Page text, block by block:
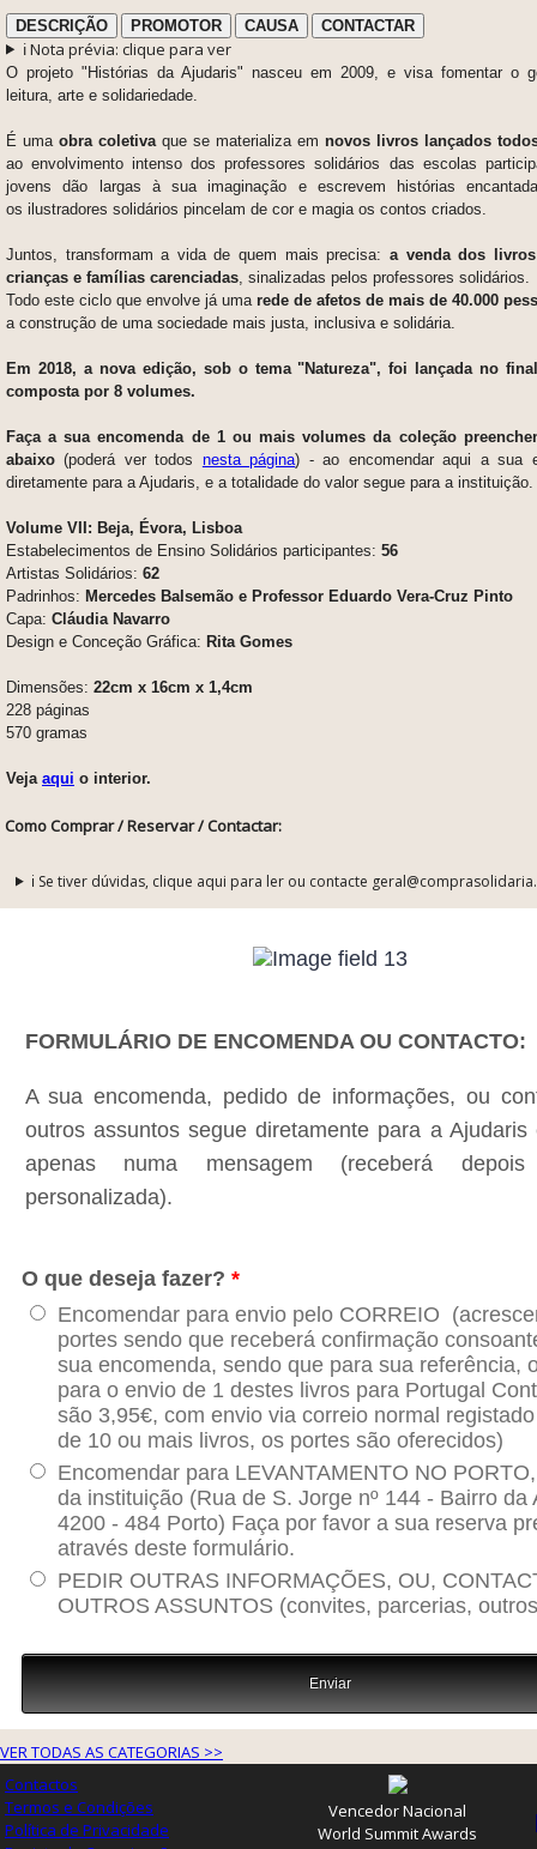
DESCRIÇÃO PROMOTOR CAUSA CONTACTAR
ℹ️ Nota prévia: clique para ver
O projeto "Histórias da Ajudaris" nasceu em 2009, e visa fomentar o
leitura, arte e solidariedade.
É uma obra coletiva que se materializa em novos livros lançados
ao envolvimento intenso dos professores solidários das escolas
jovens dão largas à sua imaginação e escrevem histórias
os ilustradores solidários pincelam de cor e magia os contos criados.
Juntos, transformam a vida de quem mais precisa: a venda dos
crianças e famílias carenciadas , sinalizadas pelos professores solidários.
Todo este ciclo que envolve já uma rede de afetos de mais de 40.000
a construção de uma sociedade mais justa, inclusiva e solidária.
Em 2018, a nova edição, sob o tema "Natureza", foi lançada no
composta por 8 volumes.
Faça a sua encomenda de 1 ou mais volumes da coleção
abaixo (poderá ver todos nesta página) - ao encomendar aqui a sua
diretamente para a Ajudaris, e a totalidade do valor segue para a instituição.
Volume VII: Beja, Évora, Lisboa
Estabelecimentos de Ensino Solidários participantes: 56
Artistas Solidários: 62
Padrinhos: Mercedes Balsemão e Professor Eduardo Vera-Cruz Pinto
Capa: Cláudia Navarro
Design e Conceção Gráfica: Rita Gomes
Dimensões: 22cm x 16cm x 1,4cm
228 páginas
570 gramas
Veja aqui o interior.
Como Comprar / Reservar / Contactar:
ℹ️ Se tiver dúvidas, clique aqui para ler ou contacte
VER TODAS AS CATEGORIAS >>
Contactos
Termos e Condições
Política de Privacidade
Vencedor Nacional
World Summit Awards